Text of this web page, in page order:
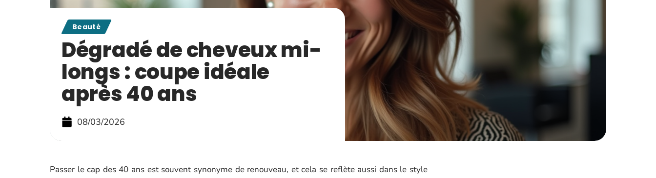
Beauté
Dégradé de cheveux mi-
longs : coupe idéale
après 40 ans
08/03/2026
Passer le cap des 40 ans est souvent synonyme de renouveau, et cela se reflète aussi dans le style